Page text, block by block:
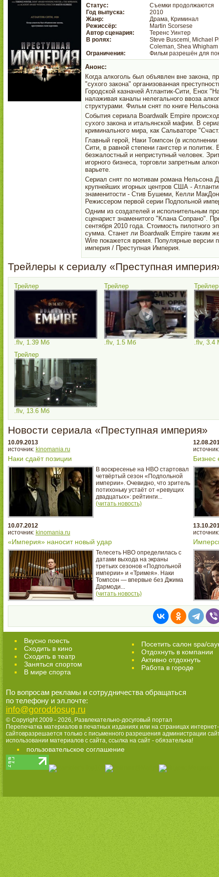
Статус:
Съемки продолжаются
Год выпуска:
2010
Жанр:
Драма, Криминал
Режиссёр:
Martin Scorsese
Автор сценария:
Теренс Уинтер
В ролях:
Steve Buscemi, Michael
Coleman, Shea Whigham
Ограничения:
Фильм разрешён для
Анонс:
Когда алкоголь был объявлен вне закона,
"сухого закона" организованная
Городской казначей Атлантик-Сити, Енох
налаживая каналы нелегального ввоза
структурами. Фильм снят по книге
События сериала Boardwalk Empire
сухого закона и итальянской мафии. В
криминального мира, как Сальваторе
Главный герой, Наки Томпсон (в
Сити, в равной степени гангстер и
безжалостный и неприступный человек.
игорного бизнеса, торговли запретным
варьете.
Сериал снят по мотивам романа Нельсона
крупнейших игорных центров США -
знаменитости - Стив Бушеми, Келли
Режиссером первой серии Подпольной
Одним из создателей и исполнительным
сценарист знаменитого "Клана Сопрано".
сентября 2010 года. Стоимость пилотного
сумма. Станет ли Boardwalk Empire таким
Wire покажется время. Популярные версии
империя / Преступная Империя.
Трейлеры к сериалу «Преступная
Трейлер
.flv, 1.39 Мб
Трейлер
.flv, 1.5 Мб
Трейлер
.flv, 3.4
Трейлер
.flv, 13.6 Мб
Новости сериала «Преступная империя»
10.09.2013
источник: kinomania.ru
Наки сдаёт позиции
В воскресенье на HBO стартовал
четвёртый сезон «Подпольной
империи». Очевидно, что зритель
потихоньку устаёт от «ревущих
двадцатых»: рейтинги...
(читать новость)
Бизнес
10.07.2012
источник: kinomania.ru
«Империя» наносит новый удар
Телесеть HBO определилась с
датами выхода на экраны
третьих сезонов «Подпольной
империи» и «Тримея». Наки
Томпсон — впервые без Джима
Дармоди...
(читать новость)
Вкусно поесть
Сходить в кино
Cходить в театр
Заняться спортом
В мире спорта
Посетить салон spa/
Отдохнуть в компании
Активно отдохнуть
Работа в городе
По вопросам рекламы и сотрудничества обращаться
по телефону и эл.почте:
info@goroddosug.ru
© Copyright 2009 - 2026, Развлекательно-досуговый портал
Перепечатка материалов в печатных изданиях или на страницах интернет-
сайтовразрешается только с письменного разрешения администрации
использовании материалов с сайта, ссылка на сайт - обязательна!
пользовательское соглашение